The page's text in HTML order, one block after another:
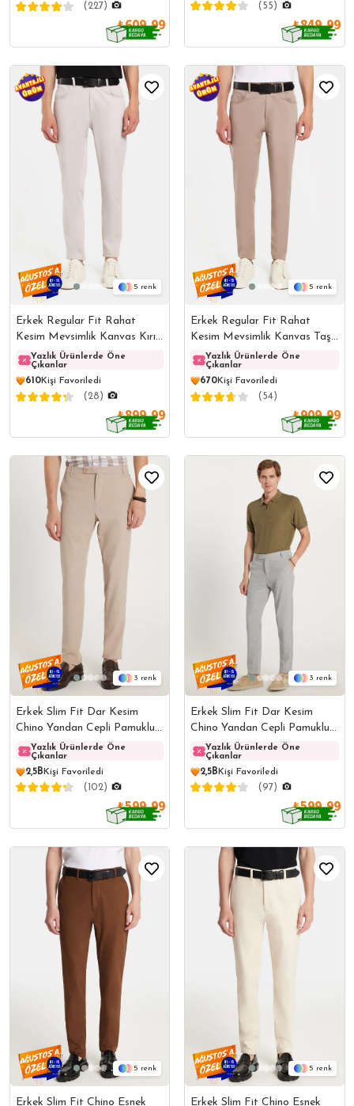
(227)
₺609,99
(55)
₺849,99
5
Erkek Regular Fit Rahat
Kesim Mevsimlik Kanvas Kırık
Beyaz Pantolon
Yazlık Ürünlerde Öne
Çıkanlar
Yazlık Ürünlerde Öne
Çıkanlar
610Kişi Favoriledi
(28)
₺899,99
5
Erkek Regular Fit Rahat
Kesim Mevsimlik Kanvas Taş
Pantolon
Yazlık Ürünlerde Öne
Çıkanlar
670Kişi Favoriledi
(54)
₺909,99
3
Erkek Slim Fit Dar Kesim
Chino Yandan Cepli Pamuklu
Taş Pantolon
Yazlık Ürünlerde Öne
Çıkanlar
Yazlık Ürünlerde Öne
Çıkanlar
2,5B Kişi Favoriledi
(102)
₺599,99
3
Erkek Slim Fit Dar Kesim
Chino Yandan Cepli Pamuklu
Gri Pantolon
Yazlık Ürünlerde Öne
Çıkanlar
2,5B Kişi Favoriledi
(97)
₺599,99
5
Erkek Slim Fit Chino Esnek
5
Erkek Slim Fit Chino Esnek